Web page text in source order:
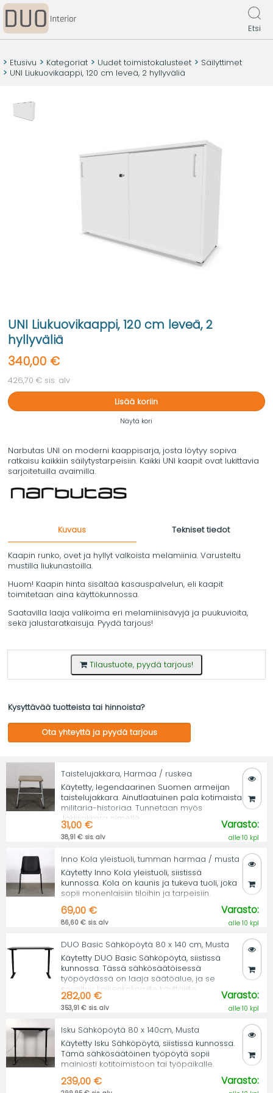
Etsi
Etusivu Kategoriat Uudet toimistokalusteet
Säilyttimet
UNI Liukuovikaappi, 120 cm leveä, 2 hyllyväliä
UNI Liukuovikaappi, 120 cm leveä, 2
hyllyväliä
340,00 €
426,70 € sis. alv
Lisää koriin
Näytä kori
Narbutas UNI on moderni kaappisarja, josta löytyy sopiva
ratkaisu kaikkiin säilytystarpeisiin. Kaikki UNI kaapit ovat lukittavia
sarjoitetuilla avaimilla.
Kuvaus Tekniset tiedot
Kaapin runko, ovet ja hyllyt valkoista melamiinia. Varusteltu
mustilla liukunastoilla.
Huom! Kaapin hinta sisältää kasauspalvelun, eli kaapit
toimitetaan aina käyttökunnossa.
Saatavilla laaja valikoima eri melamiinisävyjä ja puukuvioita,
sekä jalustaratkaisuja. Pyydä tarjous!
Tilaustuote, pyydä tarjous!
Kysyttävää tuotteista tai hinnoista?
Ota yhteyttä ja pyydä tarjous
Taistelujakkara, Harmaa / ruskea
Käytetty, legendaarinen Suomen armeijan
taistelujakkara. Ainutlaatuinen pala kotimaista
militaria-historiaa. Tunnetaan myös
Jäkkijakkara nimellä.
31,00 €
38,91 € sis. alv
Varasto:
alle 10 kpl
Inno Kola yleistuoli, tumman harmaa / musta
Käytetty Inno Kola yleistuoli, siistissä
kunnossa. Kola on kaunis ja tukeva tuoli, joka
sopii monenlaisiin tiloihin ja tarpeisiin.
69,00 €
86,60 € sis. alv
Varasto:
alle 10 kpl
DUO Basic Sähköpöytä 80 x 140 cm, Musta
Käytetty DUO Basic Sähköpöytä, siistissä
kunnossa. Tässä sähkösäätöisessä
työpöydässä on laaja säätöalue, ja se
soveltuu kaikenkokoisille käyttäjille.
282,00 €
353,91 € sis. alv
Varasto:
alle 10 kpl
Isku Sähköpöytä 80 x 140cm, Musta
Käytetty Isku Sähköpöytä, siistissä kunnossa.
Tämä sähkösäätöinen työpöytä sopii
mainiosti kotitoimistoon tai työpaikalle.
239,00 € Varasto: